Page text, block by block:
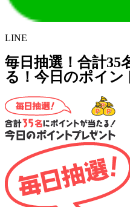
LINE
毎日抽選！合計35
る！今日のポイン